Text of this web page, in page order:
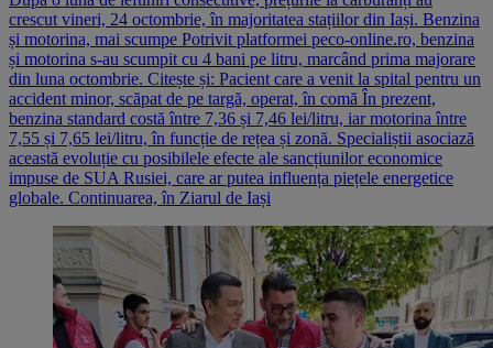
crescut vineri, 24 octombrie, în majoritatea stațiilor din Iași. Benzina
și motorina, mai scumpe Potrivit platformei peco-online.ro, benzina
și motorina s-au scumpit cu 4 bani pe litru, marcând prima majorare
din luna octombrie. Citește și: Pacient care a venit la spital pentru un
accident minor, scăpat de pe targă, operat, în comă În prezent,
benzina standard costă între 7,36 și 7,46 lei/litru, iar motorina între
7,55 și 7,65 lei/litru, în funcție de rețea și zonă. Specialiștii asociază
această evoluție cu posibilele efecte ale sancțiunilor economice
impuse de SUA Rusiei, care ar putea influența piețele energetice
globale. Continuarea, în Ziarul de Iași